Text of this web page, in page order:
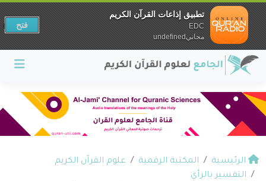
الرئيسية المكتبة الرقمية
علوم القرآن الكريم
التفسير بالرأي
تطبيق إذاعات القرآن الكريم
EDC
مجانيundefined
فتح